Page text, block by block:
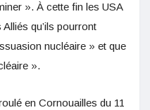
». À cette fin les USA
qu’ils pourront
nucléaire » et que
».
en Cornouailles du 11